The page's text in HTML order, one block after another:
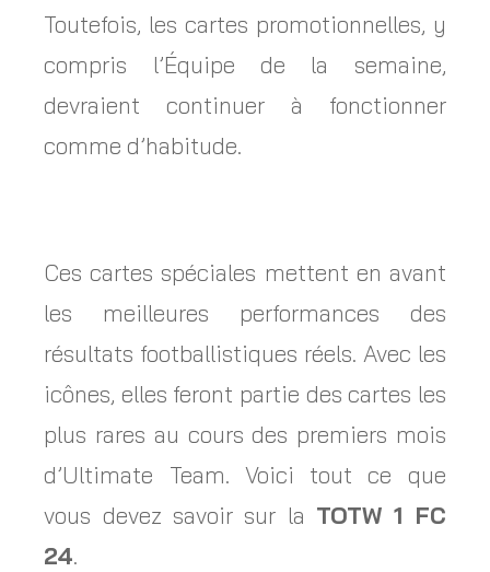
Toutefois, les cartes promotionnelles, y
compris l’Équipe de la semaine,
devraient continuer à fonctionner
comme d’habitude.
Ces cartes spéciales mettent en avant
les meilleures performances des
résultats footballistiques réels. Avec les
icônes, elles feront partie des cartes les
plus rares au cours des premiers mois
d’Ultimate Team. Voici tout ce que
vous devez savoir sur la TOTW 1 FC
24.